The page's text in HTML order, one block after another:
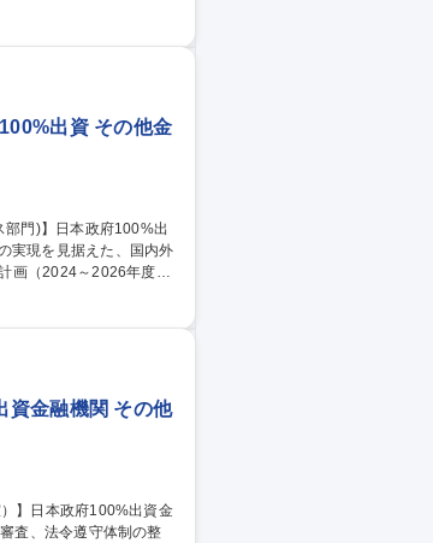
リジェンスなどを担
出資 その他金
画（2024～2026年度）
資金融機関 その他